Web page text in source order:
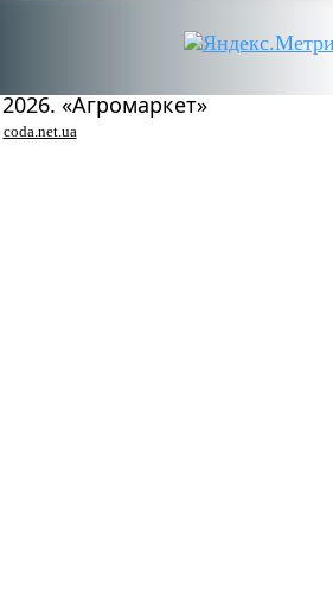
«Агромаркет»
coda.net.ua